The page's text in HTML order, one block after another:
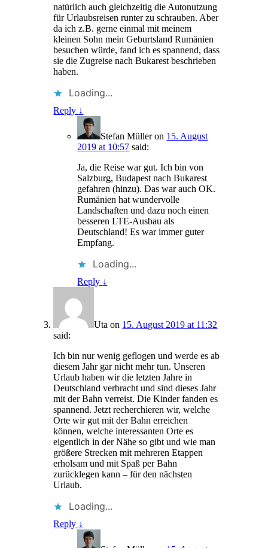
natürlich auch gleichzeitig die Autonutzung
für Urlaubsreisen runter zu schrauben. Aber
da ich z.B. gerne einmal mit meinem
kleinen Sohn mein Geburtsland Rumänien
besuchen würde, fand ich es spannend, dass
sie die Zugreise nach Bukarest beschrieben
haben.
Loading...
Reply ↓
Stefan Mülleron 15. August
2019 at 10:57 said:
Ja, die Reise war gut. Ich bin von
Salzburg, Budapest nach Bukarest
gefahren (hinzu). Das war auch OK.
Rumänien hat wundervolle
Landschaften und dazu noch einen
besseren LTE-Ausbau als
Deutschland! Es war immer guter
Empfang.
Loading...
Reply ↓
Uta on 15. August 2019 at 11:32
said:
Ich bin nur wenig geflogen und werde es ab
diesem Jahr gar nicht mehr tun. Unseren
Urlaub haben wir die letzten Jahre in
Deutschland verbracht und sind dieses Jahr
mit der Bahn verreist. Die Kinder fanden es
spannend. Jetzt recherchieren wir, welche
Orte wir gut mit der Bahn erreichen
können, welche interessanten Orte es
eigentlich in der Nähe so gibt und wie man
größere Strecken mit mehreren Etappen
erholsam und mit Spaß per Bahn
zurücklegen kann – für den nächsten
Urlaub.
Loading...
Reply ↓